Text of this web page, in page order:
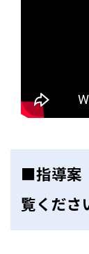
■指導案
覧くださ